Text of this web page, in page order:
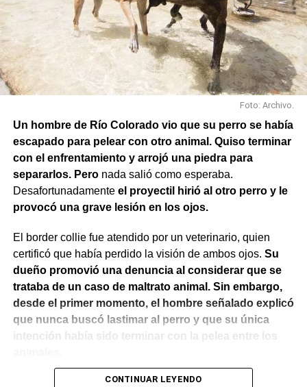
Foto: Archivo.
Un hombre de Río Colorado vio que su perro se había
escapado para pelear con otro animal. Quiso terminar
con el enfrentamiento y arrojó una piedra para
separarlos. Peronada salió como esperaba.
Desafortunadamente el proyectil hirió al otro perro y le
provocó una grave lesión en los ojos.
El border collie fue atendido por un veterinario, quien
certificó que había perdido la visión de ambos ojos. Su
dueño promovió una denuncia al considerar que se
trataba de un caso de maltrato animal. Sin embargo,
desde el primer momento, el hombre señalado explicó
que nunca buscó lastimar al perro y que su única
intención había sido terminar con la pelea entre los
El Juzgado de Paz analizó el caso y resolvió desestimar
CONTINUAR LEYENDO